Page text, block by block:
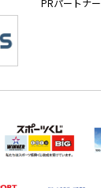
PRパートナー